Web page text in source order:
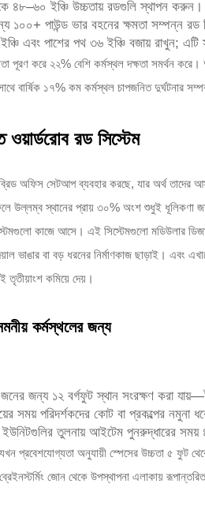
৪৮–৬০ ইঞ্চি উচ্চতায় রডগুলি স্থাপন করুন।
১০০+ পাউন্ড ভার বহনের ক্ষমতা সম্পন্ন
এবং পাশের পথ ৩৬ ইঞ্চি বজায় রাখুন;
পূরণ করে ২২% বেশি কর্মস্থল দক্ষতা সমর্থন
বার্ষিক ১৭% কম কর্মস্থল চাপজনিত দুর্ঘটনার
রড সিস্টেম
অফিস সেটআপ ব্যবহার করছে, যার অর্থ তাদের
উল্লম্ব স্থানের প্রায় ৩০% অংশ শুধুই ধূলিকণা
কাজে আসে। এই সিস্টেমগুলো মডিউলার
ভাঙার বা বড় ধরনের নির্মাণকাজ ছাড়াই।
কমিয়ে দেয়।
কর্মস্থলের জন্য
জন্য ১২ বর্গফুট স্থান সংরক্ষণ করা
সময় পরিদর্শকদের কোট বা প্রকল্পের নমুনা
তুলনায় আইটেম পুনরুদ্ধারের সময়
যখন প্রবেশযোগ্যতা অনুযায়ী স্পেসের উচ্চতা ৫
জোন থেকে উপস্থাপনা এলাকায়